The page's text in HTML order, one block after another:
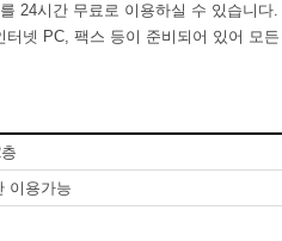
24시간 무료로 이용하실 수 있습니다.
터넷 PC, 팩스 등이 준비되어 있어 모
이용가능